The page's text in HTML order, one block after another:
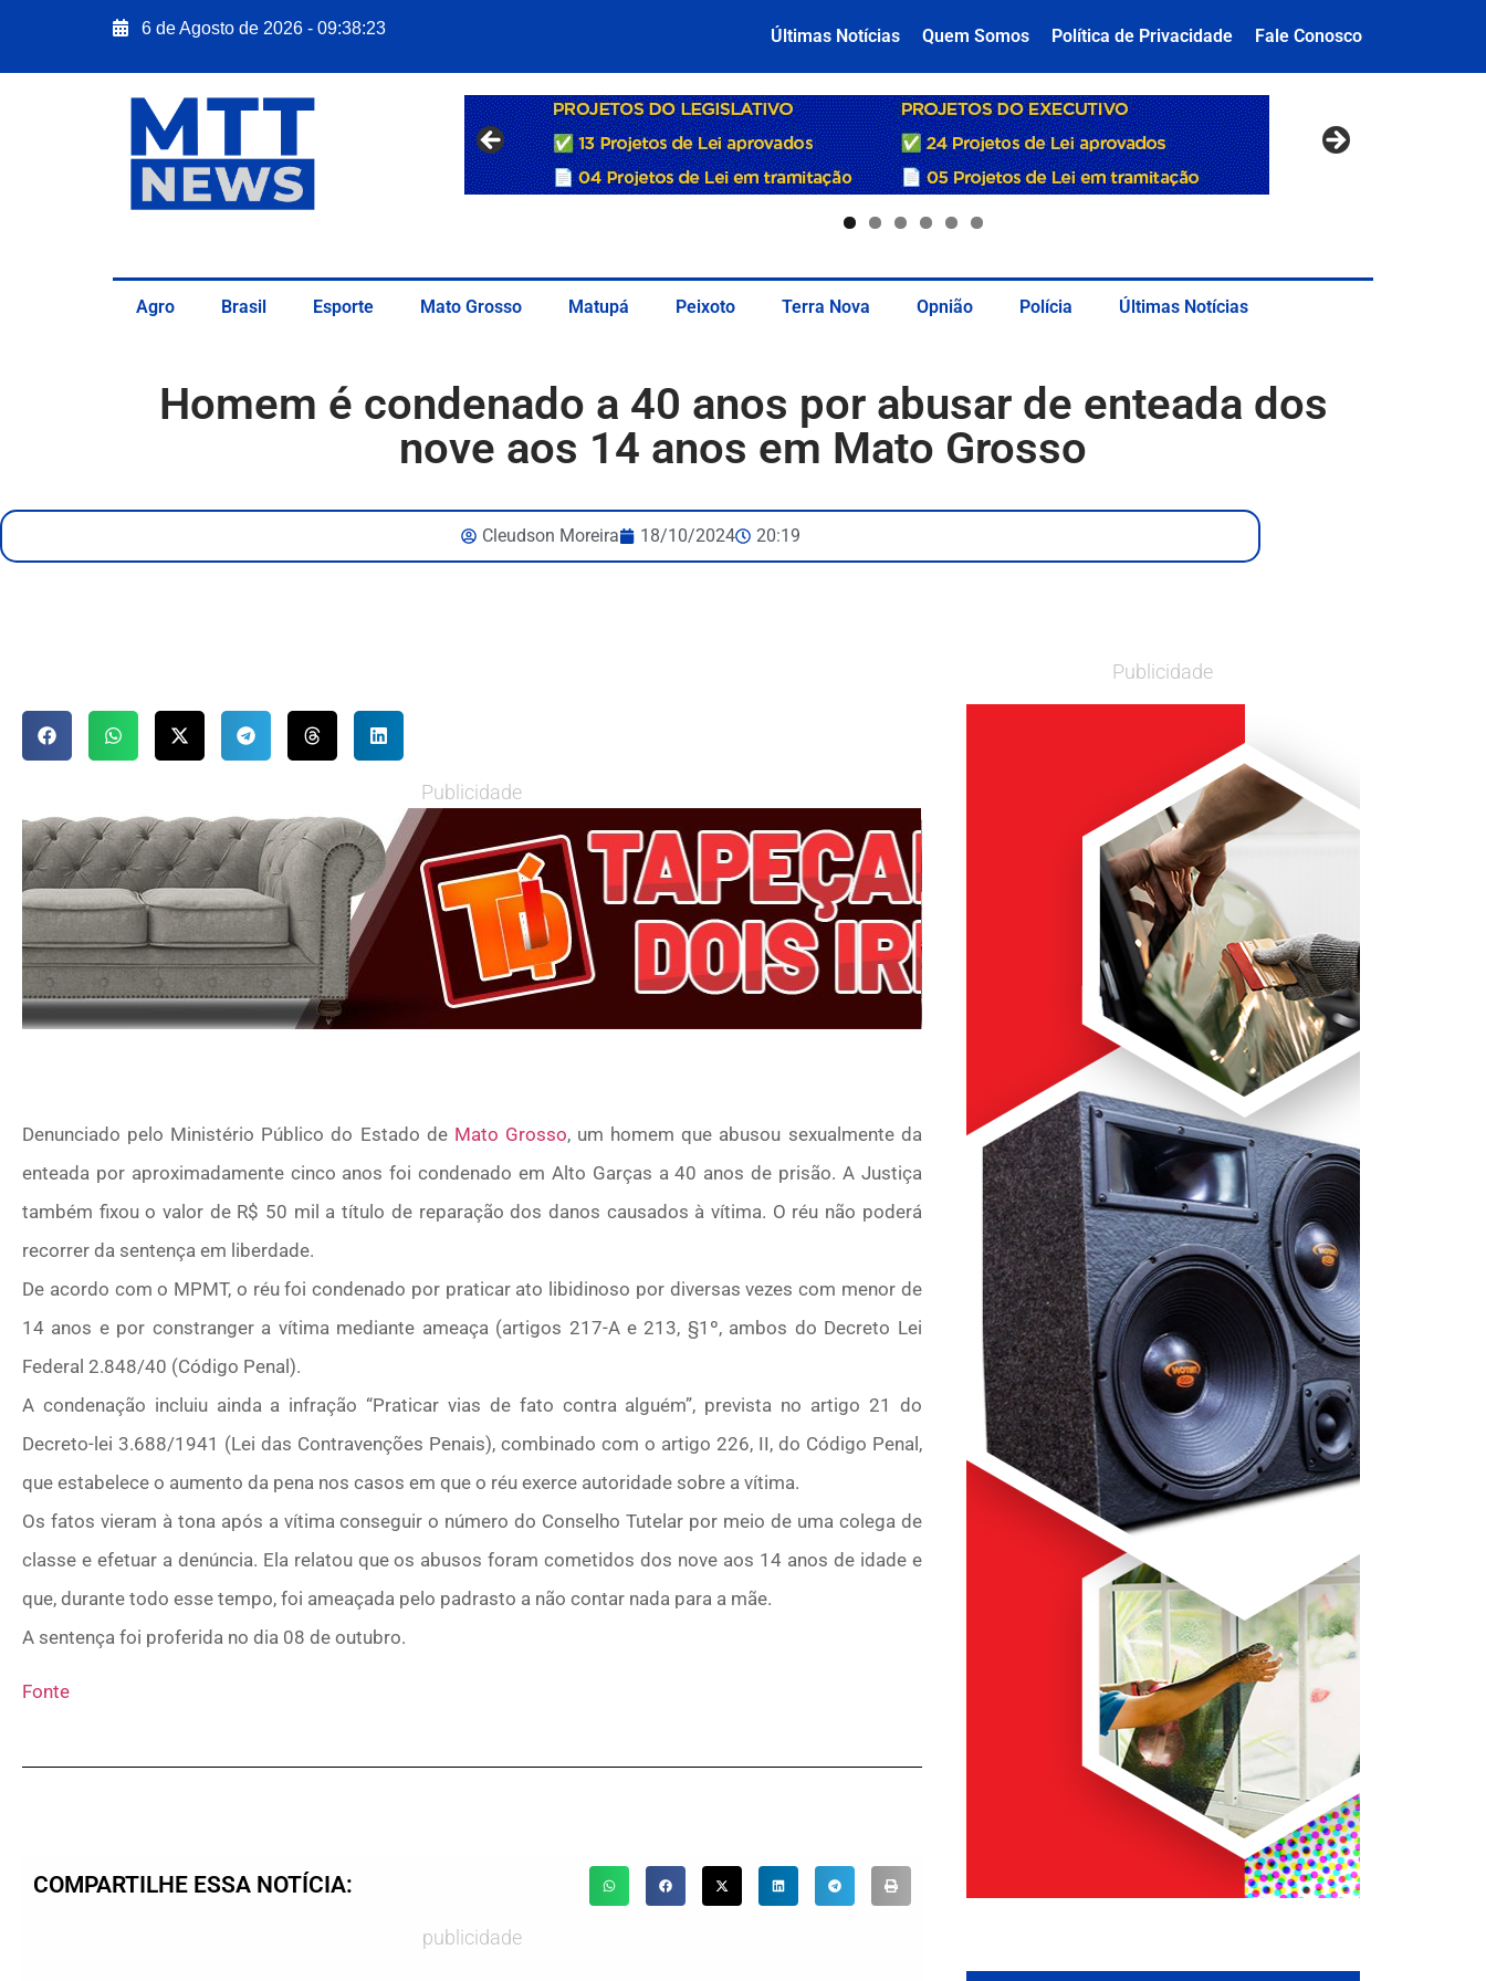
6 de Agosto de 2026 - 09:38:24 Últimas Notícias Quem Somos Política de Privacidade Fale Conosco
Agro Brasil Esporte Mato Grosso Matupá Peixoto Terra Nova Opnião Polícia Últimas Notícias
Homem é condenado a 40 anos por abusar de enteada dos
nove aos 14 anos em Mato Grosso
Cleudson Moreira 18/10/2024 20:19
Publicidade
Denunciado pelo Ministério Público do Estado deMato Grosso, um homem que abusou sexualmente da
enteada por aproximadamente cinco anos foi condenado em Alto Garças a 40 anos de prisão. A Justiça
também fixou o valor de R$ 50 mil a título de reparação dos danos causados à vítima. O réu não poderá
recorrer da sentença em liberdade.
De acordo com o MPMT, o réu foi condenado por praticar ato libidinoso por diversas vezes com menor de
14 anos e por constranger a vítima mediante ameaça (artigos 217-A e 213, §1º, ambos do Decreto Lei
Federal 2.848/40 (Código Penal).
A condenação incluiu ainda a infração “Praticar vias de fato contra alguém”, prevista no artigo 21 do
Decreto-lei 3.688/1941 (Lei das Contravenções Penais), combinado com o artigo 226, II, do Código Penal,
que estabelece o aumento da pena nos casos em que o réu exerce autoridade sobre a vítima.
Os fatos vieram à tona após a vítima conseguir o número do Conselho Tutelar por meio de uma colega de
classe e efetuar a denúncia. Ela relatou que os abusos foram cometidos dos nove aos 14 anos de idade e
que, durante todo esse tempo, foi ameaçada pelo padrasto a não contar nada para a mãe.
A sentença foi proferida no dia 08 de outubro.
Fonte
COMPARTILHE ESSA NOTÍCIA:
publicidade
Publicidade